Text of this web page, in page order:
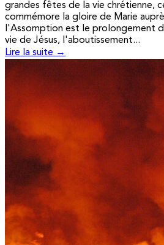
grandes fêtes de la vie chrétienne,
commémore la gloire de Marie
l'Assomption est le prolongement
vie de Jésus, l'aboutissement...
Lire la suite →